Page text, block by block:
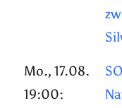
Mo., 17.08.
19:00: